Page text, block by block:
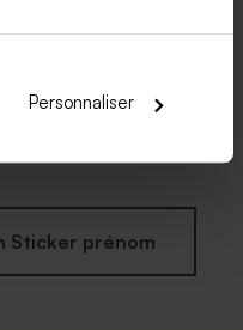
Personnaliser
provençal
Sticker prénom